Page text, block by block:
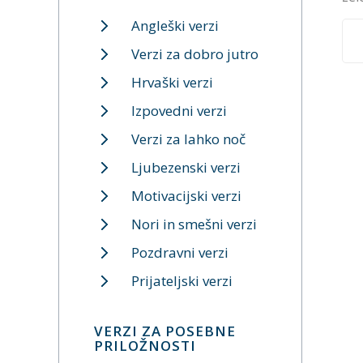
Angleški verzi
Verzi za dobro jutro
Hrvaški verzi
Izpovedni verzi
Verzi za lahko noč
Ljubezenski verzi
Motivacijski verzi
Nori in smešni verzi
Pozdravni verzi
Prijateljski verzi
VERZI ZA POSEBNE
PRILOŽNOSTI